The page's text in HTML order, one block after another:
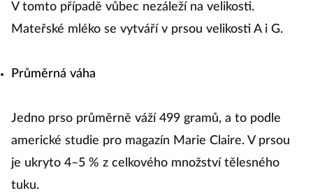
V tomto případě vůbec nezáleží na velikosti.
Mateřské mléko se vytváří v prsou velikosti A i G.
Průměrná váha
Jedno prso průměrně váží 499 gramů, a to podle
americké studie pro magazín Marie Claire. V prsou
je ukryto 4–5 % z celkového množství tělesného
tuku.